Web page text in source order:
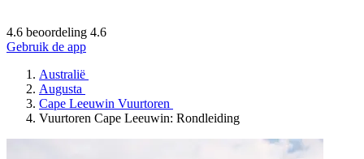
4.6 beoordeling 4.6
Gebruik de app
Australië
Augusta
Cape Leeuwin Vuurtoren
Vuurtoren Cape Leeuwin: Rondleiding